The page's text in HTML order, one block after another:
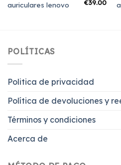
auriculares lenovo €39.00
POLÍTICAS
Politica de privacidad
Política de devoluciones y
Términos y condiciones
Acerca de